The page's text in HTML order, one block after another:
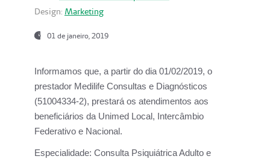
Design: Marketing
01 de janeiro, 2019
Informamos que, a partir do dia 01/02/2019, o
prestador Medilife Consultas e Diagnósticos
(51004334-2), prestará os atendimentos aos
beneficiários da Unimed Local, Intercâmbio
Federativo e Nacional.
Especialidade: Consulta Psiquiátrica Adulto e